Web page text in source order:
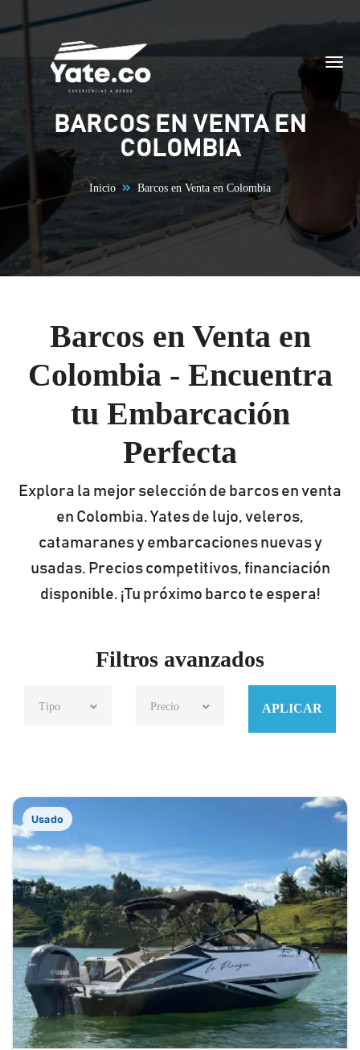
Saltar al contenido
BARCOS EN VENTA EN
COLOMBIA
Inicio Barcos en Venta en Colombia
Barcos en Venta en
Colombia - Encuentra
tu Embarcación
Perfecta
Explora la mejor selección de barcos en venta
en Colombia. Yates de lujo, veleros,
catamaranes y embarcaciones nuevas y
usadas. Precios competitivos, financiación
disponible. ¡Tu próximo barco te espera!
Filtros avanzados
Tipo Precio APLICAR
Usado